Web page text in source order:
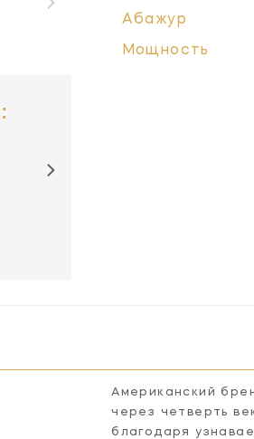
Абажур
Мощность
Американский
через четверть
благодаря